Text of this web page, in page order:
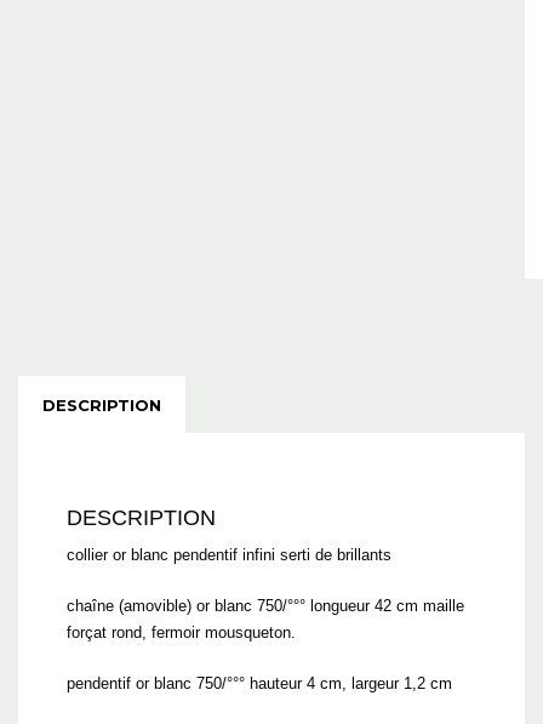
DESCRIPTION
DESCRIPTION
collier or blanc pendentif infini serti de brillants
chaîne (amovible) or blanc 750/°°° longueur 42 cm maille
forçat rond, fermoir mousqueton.
pendentif or blanc 750/°°° hauteur 4 cm, largeur 1,2 cm